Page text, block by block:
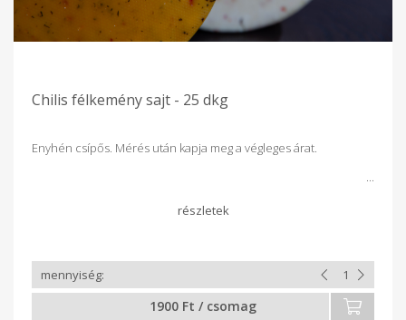
Chilis félkemény sajt - 25 dkg
Enyhén csípős. Mérés után kapja meg a végleges árat.
1900 Ft / csomag